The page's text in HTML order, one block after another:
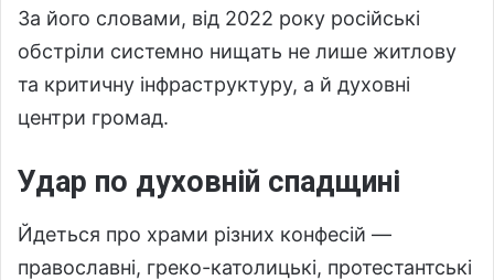
За його словами, від 2022 року російські
обстріли системно нищать не лише житлову
та критичну інфраструктуру, а й духовні
центри громад.
Удар по духовній спадщині
Йдеться про храми різних конфесій —
православні, греко-католицькі, протестантські